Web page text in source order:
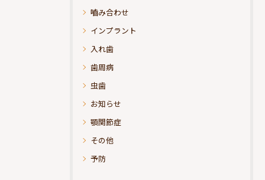
嚙み合わせ
インプラント
入れ歯
歯周病
虫歯
お知らせ
顎関節症
その他
予防